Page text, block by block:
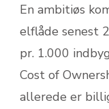
En ambitiøs
elflåde senest
pr. 1.000
Cost of
allerede er